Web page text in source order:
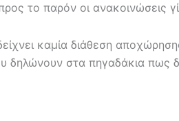
το παρόν οι ανακοινώσεις
καμία διάθεση
στα πηγαδάκια πως